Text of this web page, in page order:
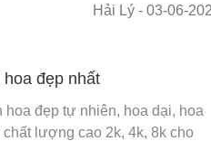
Hải Lý - 03-06-
đẹp nhất
đẹp tự nhiên, hoa dại, hoa
lượng cao 2k, 4k, 8k cho